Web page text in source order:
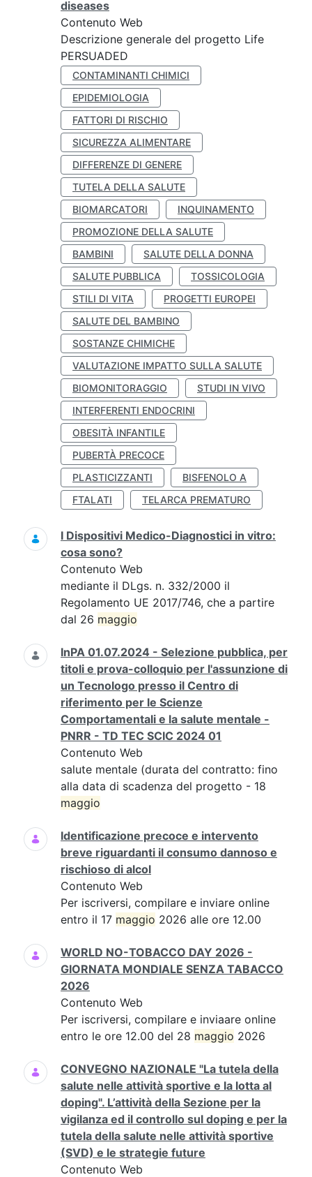
diseases
Contenuto Web
Descrizione generale del progetto Life
PERSUADED
CONTAMINANTI CHIMICI
EPIDEMIOLOGIA
FATTORI DI RISCHIO
SICUREZZA ALIMENTARE
DIFFERENZE DI GENERE
TUTELA DELLA SALUTE
BIOMARCATORI
INQUINAMENTO
PROMOZIONE DELLA SALUTE
BAMBINI
SALUTE DELLA DONNA
SALUTE PUBBLICA
TOSSICOLOGIA
STILI DI VITA
PROGETTI EUROPEI
SALUTE DEL BAMBINO
SOSTANZE CHIMICHE
VALUTAZIONE IMPATTO SULLA SALUTE
BIOMONITORAGGIO
STUDI IN VIVO
INTERFERENTI ENDOCRINI
OBESITÀ INFANTILE
PUBERTÀ PRECOCE
PLASTICIZZANTI
BISFENOLO A
FTALATI
TELARCA PREMATURO
I Dispositivi Medico-Diagnostici in vitro:
cosa sono?
Contenuto Web
mediante il DLgs. n. 332/2000 il
Regolamento UE 2017/746, che a partire
dal 26 maggio
InPA 01.07.2024 - Selezione pubblica, per
titoli e prova-colloquio per l'assunzione di
un Tecnologo presso il Centro di
riferimento per le Scienze
Comportamentali e la salute mentale -
PNRR - TD TEC SCIC 2024 01
Contenuto Web
salute mentale (durata del contratto: fino
alla data di scadenza del progetto - 18
maggio
Identificazione precoce e intervento
breve riguardanti il consumo dannoso e
rischioso di alcol
Contenuto Web
Per iscriversi, compilare e inviare online
entro il 17 maggio 2026 alle ore 12.00
WORLD NO-TOBACCO DAY 2026 -
GIORNATA MONDIALE SENZA TABACCO
2026
Contenuto Web
Per iscriversi, compilare e inviaare online
entro le ore 12.00 del 28 maggio 2026
CONVEGNO NAZIONALE "La tutela della
salute nelle attività sportive e la lotta al
doping". L’attività della Sezione per la
vigilanza ed il controllo sul doping e per la
tutela della salute nelle attività sportive
(SVD) e le strategie future
Contenuto Web